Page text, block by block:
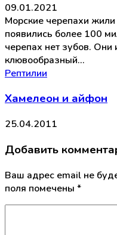
09.01.2021
Морские черепахи
появились более 100
черепах нет зубов. Они
клювообразный…
Рептилии
Хамелеон и айфон
25.04.2011
Добавить
Ваш адрес email не
поля помечены *